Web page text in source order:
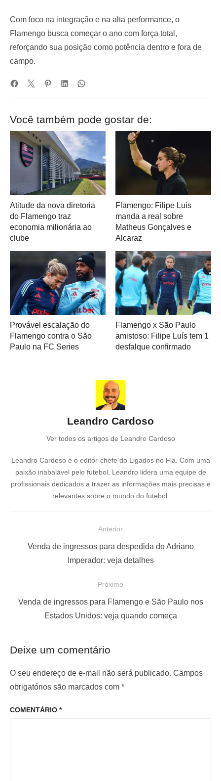
Com foco na integração e na alta performance, o
Flamengo busca começar o ano com força total,
reforçando sua posição como potência dentro e fora de
campo.
Você também pode gostar de:
Atitude da nova diretoria
do Flamengo traz
economia milionária ao
clube
Flamengo: Filipe Luís
manda a real sobre
Matheus Gonçalves e
Alcaraz
Provável escalação do
Flamengo contra o São
Paulo na FC Series
Flamengo x São Paulo
amistoso: Filipe Luís tem 1
desfalque confirmado
Leandro Cardoso
Ver todos os artigos de Leandro Cardoso
Leandro Cardoso é o editor-chefe do Ligados no Fla. Com uma
paixão inabalável pelo futebol, Leandro lidera uma equipe de
profissionais dedicados a trazer as informações mais precisas e
relevantes sobre o mundo do futebol.
o
e
P
o
Anterior
a
i
o
:
Venda de ingressos para despedida do Adriano
Imperador: veja detalhes
Próximo
P
m
o
o
Venda de ingressos para Flamengo e São Paulo nos
Estados Unidos: veja quando começa
Deixe um comentário
O seu endereço de e-mail não será publicado. Campos
obrigatórios são marcados com *
COMENTÁRIO *